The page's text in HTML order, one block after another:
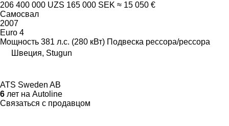
206 400 000 UZS 165 000 SEK ≈ 15 050 €
Самосвал
2007
Euro 4
Мощность 381 л.с. (280 кВт) Подвеска рессора/рессора
Швеция, Stugun
ATS Sweden AB
6 лет на Autoline
Связаться с продавцом